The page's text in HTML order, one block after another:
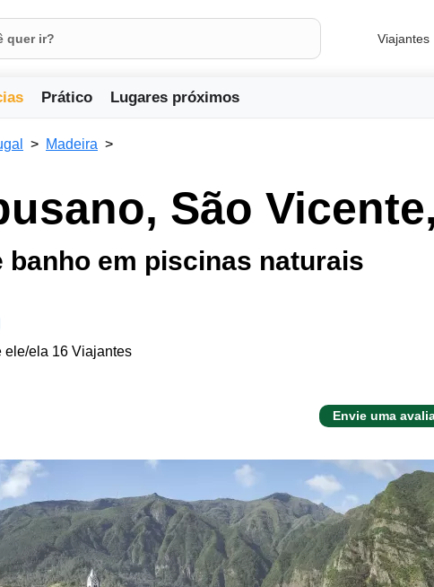
Viajantes
Prático Lugares próximos
Madeira
São
banho em piscinas naturais
ele/ela 16 Viajantes
Envie uma